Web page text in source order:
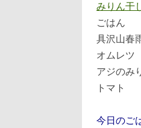
ごはん
具沢山春
オムレツ
アジのみ
トマト
今日のご